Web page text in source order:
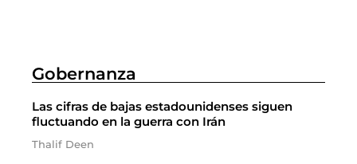
Gobernanza
Las cifras de bajas estadounidenses siguen
fluctuando en la guerra con Irán
Thalif Deen